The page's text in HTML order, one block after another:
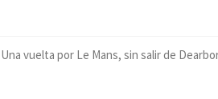
Una vuelta por Le Mans, sin salir de